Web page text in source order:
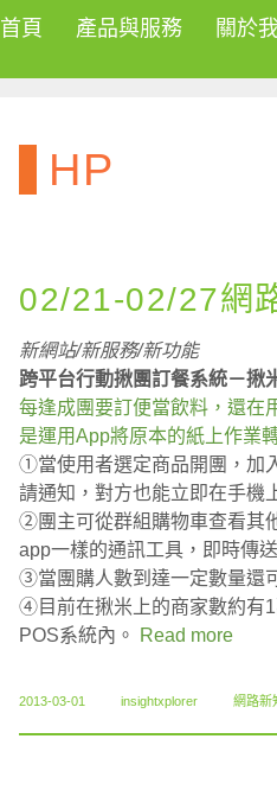
首頁 產品與服務 關於
HP
02/21-02/27網
新網站/新服務/新功能
跨平台行動揪團訂餐系統－揪
每逢成團要訂便當飲料，還在
是運用App將原本的紙上作業
①當使用者選定商品開團，加
請通知，對方也能立即在手機
②團主可從群組購物車查看其
app一樣的通訊工具，即時傳
③當團購人數到達一定數量還
④目前在揪米上的商家數約有
POS系統內。
Read more
2013-03-01 insightxplorer 網路新